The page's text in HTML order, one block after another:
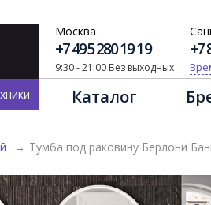
Москва
+7 495 280 19 19
9:30 - 21:00 Без выходных
+7
Каталог
→ Тумба под раковину Берлони